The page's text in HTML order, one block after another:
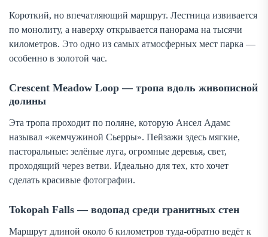
Короткий, но впечатляющий маршрут. Лестница извивается
по монолиту, а наверху открывается панорама на тысячи
километров. Это одно из самых атмосферных мест парка —
особенно в золотой час.
Crescent Meadow Loop — тропа вдоль живописной
долины
Эта тропа проходит по поляне, которую Ансел Адамс
называл «жемчужиной Сьерры». Пейзажи здесь мягкие,
пасторальные: зелёные луга, огромные деревья, свет,
проходящий через ветви. Идеально для тех, кто хочет
сделать красивые фотографии.
Tokopah Falls — водопад среди гранитных стен
Маршрут длиной около 6 километров туда-обратно ведёт к